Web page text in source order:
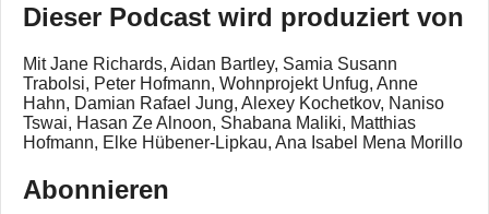
Dieser Podcast wird produziert von
Mit Jane Richards, Aidan Bartley, Samia Susann
Trabolsi, Peter Hofmann, Wohnprojekt Unfug, Anne
Hahn, Damian Rafael Jung, Alexey Kochetkov, Naniso
Tswai, Hasan Ze Alnoon, Shabana Maliki, Matthias
Hofmann, Elke Hübener-Lipkau, Ana Isabel Mena Morillo
Abonnieren